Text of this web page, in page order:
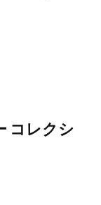
コレクシ